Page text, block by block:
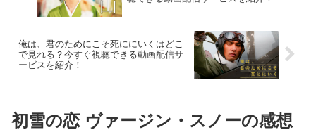
俺は、君のためにこそ死ににいくはどこ
で見れる？今すぐ視聴できる動画配信サ
ービスを紹介！
初雪の恋 ヴァージン・スノーの感想